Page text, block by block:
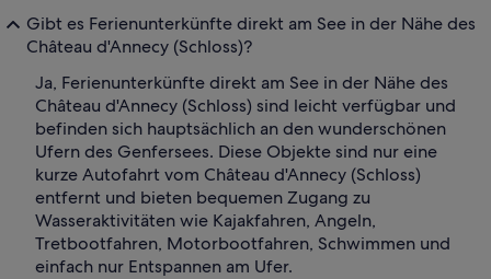
Gibt es Ferienunterkünfte direkt am See in der Nähe des
Château d'Annecy (Schloss)?
Ja, Ferienunterkünfte direkt am See in der Nähe des
Château d'Annecy (Schloss) sind leicht verfügbar und
befinden sich hauptsächlich an den wunderschönen
Ufern des Genfersees. Diese Objekte sind nur eine
kurze Autofahrt vom Château d'Annecy (Schloss)
entfernt und bieten bequemen Zugang zu
Wasseraktivitäten wie Kajakfahren, Angeln,
Tretbootfahren, Motorbootfahren, Schwimmen und
einfach nur Entspannen am Ufer.